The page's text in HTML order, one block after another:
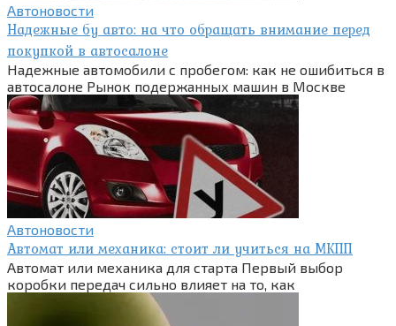
Автоновости
Надежные бу авто: на что обращать внимание перед
покупкой в автосалоне
Надежные автомобили с пробегом: как не ошибиться в
автосалоне Рынок подержанных машин в Москве
Автоновости
Автомат или механика: стоит ли учиться на МКПП
Автомат или механика для старта Первый выбор
коробки передач сильно влияет на то, как